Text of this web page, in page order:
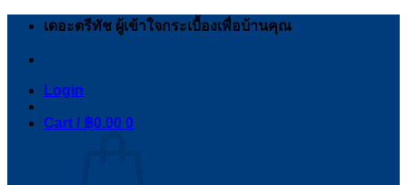
Skip
เดอะตรีทัช ผู้เข้าใจกระเบื้องเพื่อบ้านคุณ
Login
Cart / ฿0.00 0